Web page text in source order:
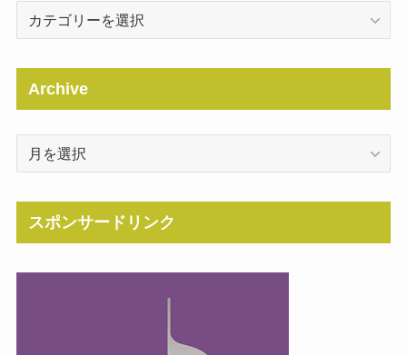
Categories
Archive
Archive
スポンサードリンク